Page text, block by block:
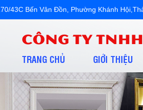
43C Bến Vân Đồn, Phường Khánh
CÔNG TY
TRANG CHỦ GIỚI THIỆU